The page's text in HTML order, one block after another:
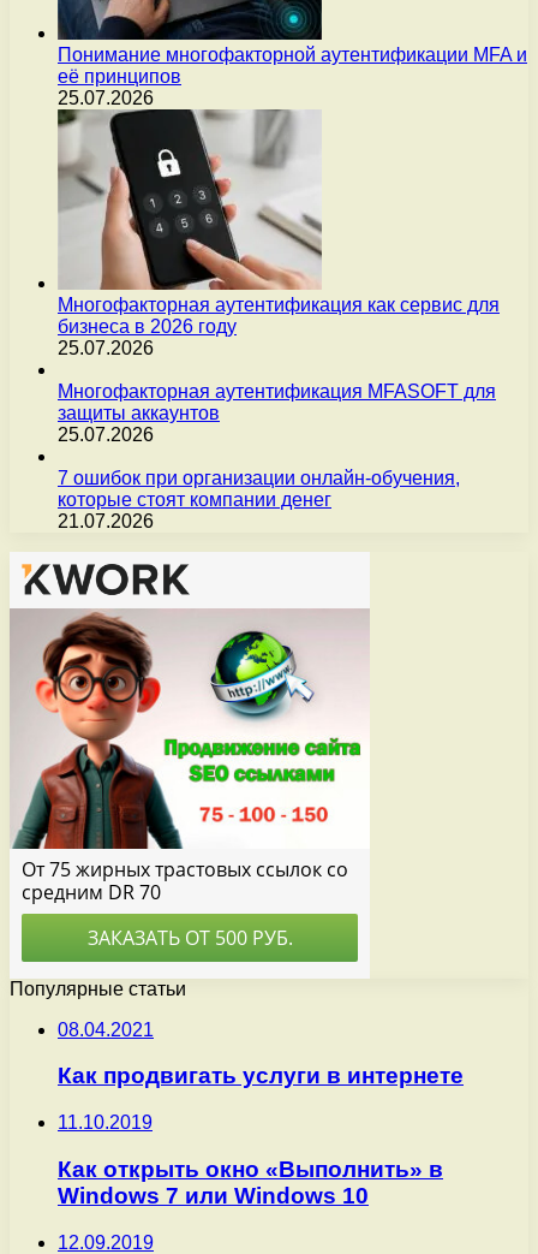
Понимание многофакторной аутентификации MFA и
её принципов
25.07.2026
Многофакторная аутентификация как сервис для
бизнеса в 2026 году
25.07.2026
Многофакторная аутентификация MFASOFT для
защиты аккаунтов
25.07.2026
7 ошибок при организации онлайн-обучения,
которые стоят компании денег
21.07.2026
Популярные статьи
08.04.2021
Как продвигать услуги в интернете
11.10.2019
Как открыть окно «Выполнить» в
Windows 7 или Windows 10
12.09.2019